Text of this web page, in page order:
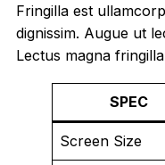
Fringilla est
dignissim. Augue ut
Lectus magna
SPEC
Screen Size